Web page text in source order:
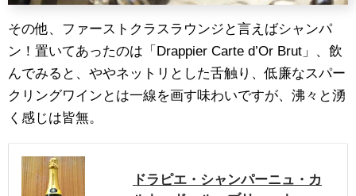
その他、ファーストクラスラウンジと言えばシャンパ
ン！置いてあったのは「Drappier Carte d’Or Brut」、飲
んでみると、ややネットリとした舌触り、低廉なスパー
クリングワインとは一線を画す味わいですが、沸々と湧
く感じは皆無。
ドラピエ・シャンパーニュ・カ